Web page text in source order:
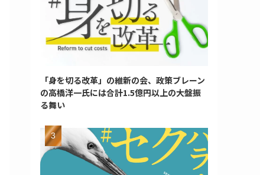
「身を切る改革」の維新の会、政策ブレーン
の高橋洋一氏には合計1.5億円以上の大盤振
る舞い